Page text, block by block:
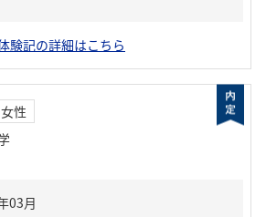
験記の詳細はこちら
女性